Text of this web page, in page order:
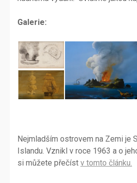
Galerie:
Nejmladším ostrovem na Zemi je
Islandu. Vznikl v roce 1963 a o
si můžete přečíst v tomto článku.